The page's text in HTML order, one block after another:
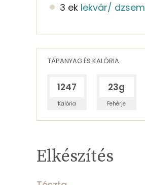
3 ek lekvár/ dzsem
TÁPANYAG ÉS KALÓRIA
1247
Kalória
23g
Fehérje
TÁPANYAGTARTALOM
Elkészítés